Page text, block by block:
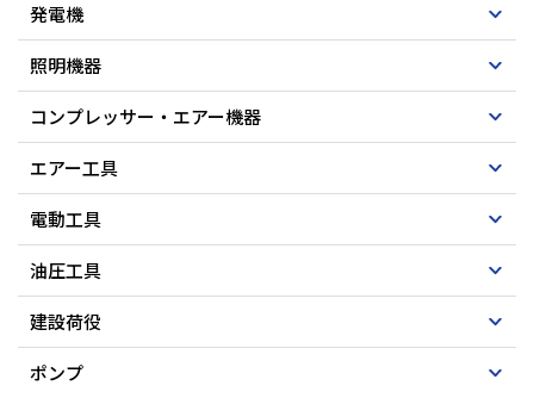
発電機
照明機器
コンプレッサー・エアー機器
エアー工具
電動工具
油圧工具
建設荷役
ポンプ